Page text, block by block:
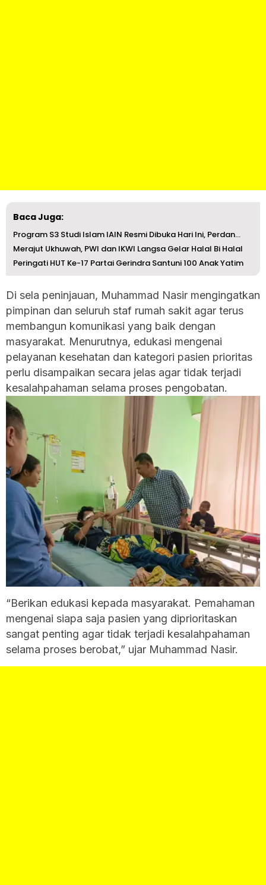
Baca Juga:
Program S3 Studi Islam IAIN Resmi Dibuka Hari Ini, Perdan...
Merajut Ukhuwah, PWI dan IKWI Langsa Gelar Halal Bi Halal
Peringati HUT Ke-17 Partai Gerindra Santuni 100 Anak Yatim
Di sela peninjauan, Muhammad Nasir mengingatkan
pimpinan dan seluruh staf rumah sakit agar terus
membangun komunikasi yang baik dengan
masyarakat. Menurutnya, edukasi mengenai
pelayanan kesehatan dan kategori pasien prioritas
perlu disampaikan secara jelas agar tidak terjadi
kesalahpahaman selama proses pengobatan.
“Berikan edukasi kepada masyarakat. Pemahaman
mengenai siapa saja pasien yang diprioritaskan
sangat penting agar tidak terjadi kesalahpahaman
selama proses berobat,” ujar Muhammad Nasir.